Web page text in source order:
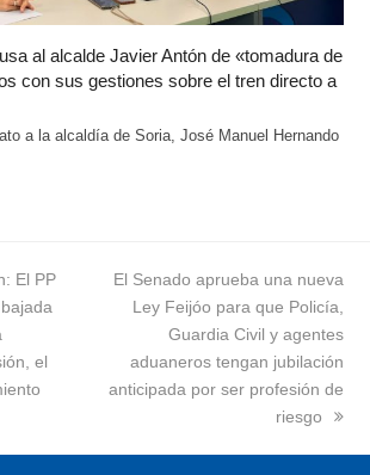
al alcalde Javier Antón de «tomadura de
con sus gestiones sobre el tren directo a
a la alcaldía de Soria, José Manuel Hernando
El PP
el
next
post:
El Senado aprueba una nueva
Ley Feijóo para que Policía,
Guardia Civil y agentes
aduaneros tengan jubilación
anticipada por ser profesión de
riesgo